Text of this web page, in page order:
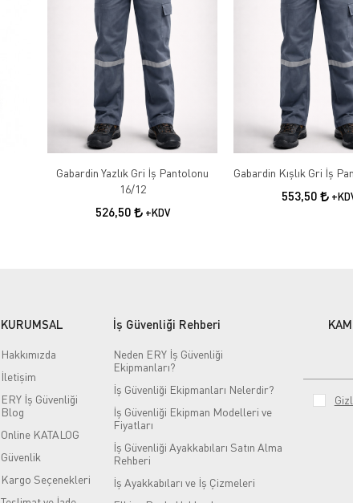
Gabardin Yazlık Gri İş Pantolonu
16/12
526,50 +KDV
553,50
KURUMSAL
Hakkımızda
İletişim
ERY İş Güvenliği
Blog
Online KATALOG
Güvenlik
Kargo Seçenekleri
İş Güvenliği Rehberi
Neden ERY İş Güvenliği
Ekipmanları?
İş Güvenliği Ekipmanları Nelerdir?
İş Güvenliği Ekipman Modelleri ve
Fiyatları
İş Güvenliği Ayakkabıları Satın Alma
Rehberi
İş Ayakkabıları ve İş Çizmeleri